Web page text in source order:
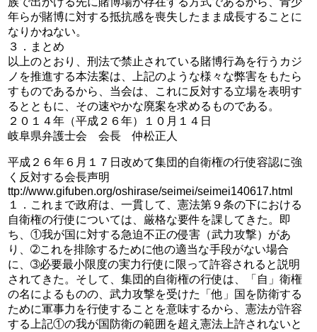
年らが賭博に対する抵抗感を喪失したまま成長することに
なりかねない。
３．まとめ
以上のとおり、刑法で禁止されている賭博行為を行うカジ
ノを推進する本法案は、上記のような様々な弊害をもたら
すものであるから、当会は、これに反対する立場を表明す
るとともに、その速やかな廃案を求めるものである。
２０１４年（平成２６年）１０月１４日
岐阜県弁護士会 会長 仲松正人
平成２６年６月１７日改めて集団的自衛権の行使容認に強
く反対する会長声明
ttp://www.gifuben.org/oshirase/seimei/seimei140617.html
１．これまで政府は、一貫して、憲法第９条の下における
自衛権の行使については、厳格な要件を課してきた。即
ち、①我が国に対する急迫不正の侵害（武力攻撃）があ
り、➁これを排除するために他の適当な手段がない場合
に、➂必要最小限度の実力行使に限って許容されると説明
されてきた。そして、集団的自衛権の行使は、「自」衛権
の名によるものの、武力攻撃を受けた「他」国を防衛する
ために軍事力を行使することを意味するから、憲法が許容
する上記①の我が国防衛の範囲を超え憲法上許されないと